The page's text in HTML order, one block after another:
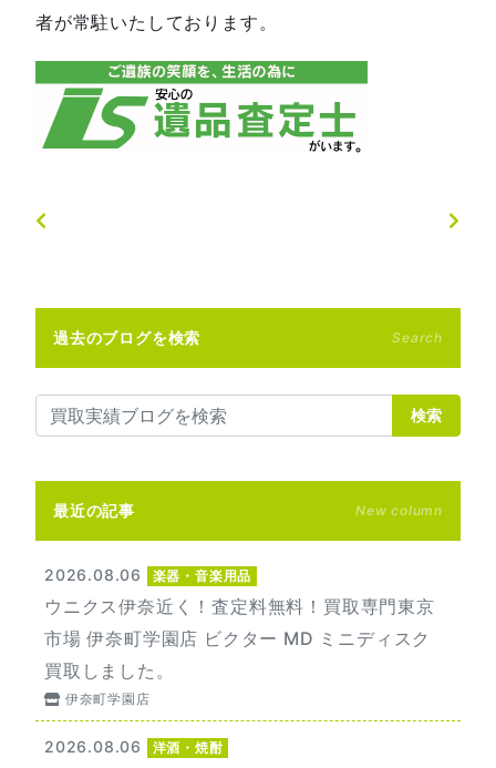
者が常駐いたしております。
過去のブログを検索 Search
検索
最近の記事 New column
2026.08.06 楽器・音楽用品
ウニクス伊奈近く！査定料無料！買取専門東京
市場 伊奈町学園店 ビクター MD ミニディスク
買取しました。
伊奈町学園店
2026.08.06 洋酒・焼酎